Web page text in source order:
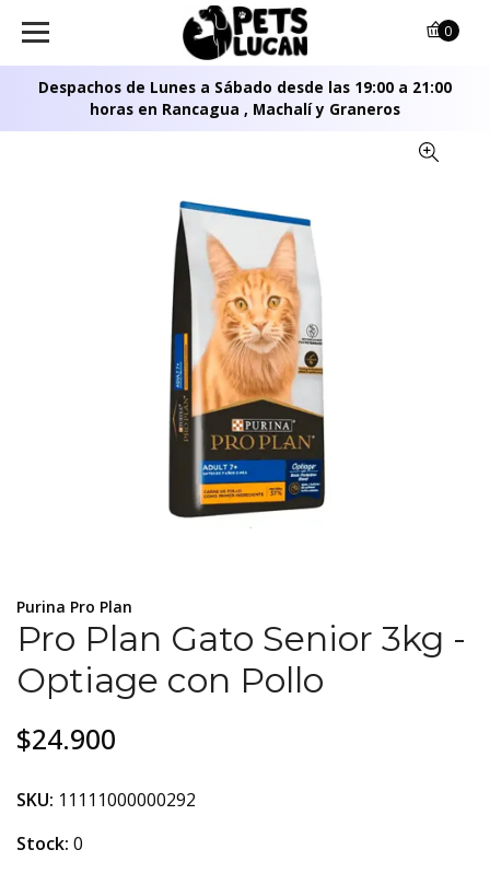
Despachos de Lunes a Sábado desde las 19:00 a 21:00
horas en Rancagua , Machalí y Graneros
0
Purina Pro Plan
Pro Plan Gato Senior 3kg -
Optiage con Pollo
$24.900
SKU: 11111000000292
Stock: 0